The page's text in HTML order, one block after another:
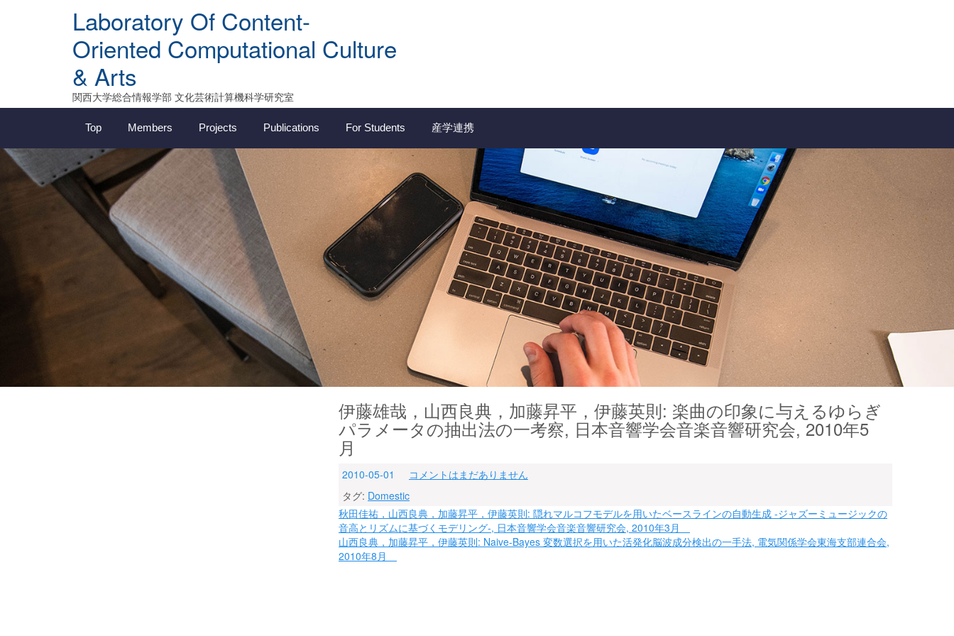
Laboratory Of Content-
Oriented Computational Culture
& Arts
関西大学総合情報学部 文化芸術計算機科学研究室
Top Members Projects Publications For Students 産学連携
伊藤雄哉，山西良典，加藤昇平，伊藤英則: 楽曲の印象に与えるゆらぎ
パラメータの抽出法の一考察, 日本音響学会音楽音響研究会, 2010年5
月
2010-05-01
コメントはまだありません
タグ: Domestic
投
稿
ナ
秋田佳祐，山西良典，加藤昇平，伊藤英則: 隠れマルコフモデルを用いたベースラインの自動生成 -ジャズーミュージックの
音高とリズムに基づくモデリング-, 日本音響学会音楽音響研究会, 2010年3月
山西良典，加藤昇平，伊藤英則: Naive-Bayes 変数選択を用いた活発化脳波成分検出の一手法, 電気関係学会東海支部連合会,
2010年8月